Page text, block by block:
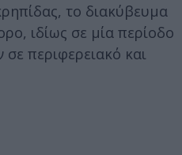
το διακύβευμα
ιδίως σε μία περίοδο
περιφερειακό και